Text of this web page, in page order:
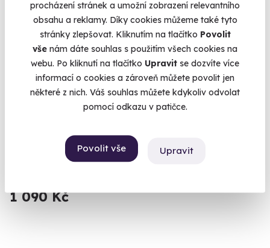
procházení stránek a umožní zobrazení relevantního
obsahu a reklamy. Díky cookies můžeme také tyto
stránky zlepšovat. Kliknutím na tlačítko Povolit
vše nám dáte souhlas s použitím všech cookies na
webu. Po kliknutí na tlačítko Upravit se dozvíte více
informací o cookies a zároveň můžete povolit jen
některé z nich. Váš souhlas můžete kdykoliv odvolat
pomocí odkazu v patičce.
Povolit vše Upravit
9.3(365)
Volný termín už 07. 09. 2026
Ochutnejte ta nejlepší světová vína.
1 090 Kč